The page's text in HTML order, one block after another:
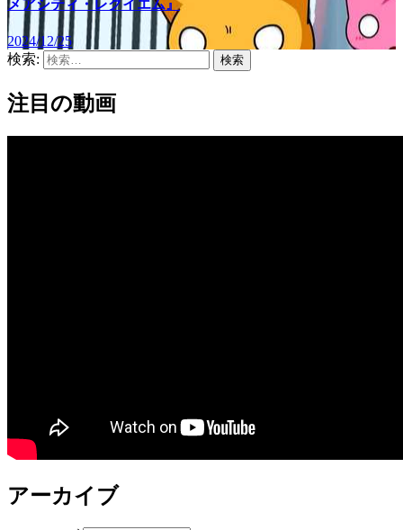
メアシティ・レクイエム』
2024/12/25
検索:
注目の動画
アーカイブ